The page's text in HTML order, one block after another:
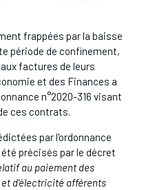
frappées par la baisse
période de confinement,
factures de leurs
et des Finances a
n°2020-316 visant
ces contrats.
par l'ordonnance
précisés par le décret
au paiement des
et d’électricité afférents